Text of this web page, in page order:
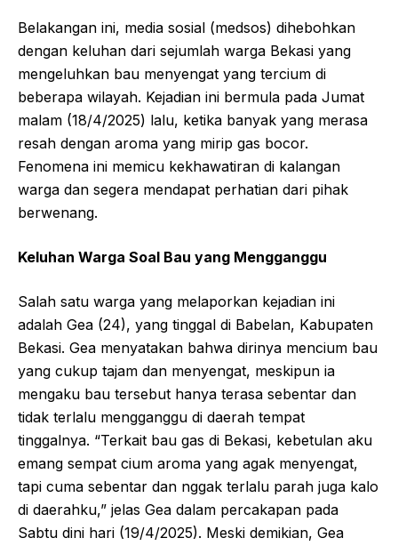
Belakangan ini, media sosial (medsos) dihebohkan
dengan keluhan dari sejumlah warga Bekasi yang
mengeluhkan bau menyengat yang tercium di
beberapa wilayah. Kejadian ini bermula pada Jumat
malam (18/4/2025) lalu, ketika banyak yang merasa
resah dengan aroma yang mirip gas bocor.
Fenomena ini memicu kekhawatiran di kalangan
warga dan segera mendapat perhatian dari pihak
berwenang.
Keluhan Warga Soal Bau yang Mengganggu
Salah satu warga yang melaporkan kejadian ini
adalah Gea (24), yang tinggal di Babelan, Kabupaten
Bekasi. Gea menyatakan bahwa dirinya mencium bau
yang cukup tajam dan menyengat, meskipun ia
mengaku bau tersebut hanya terasa sebentar dan
tidak terlalu mengganggu di daerah tempat
tinggalnya. “Terkait bau gas di Bekasi, kebetulan aku
emang sempat cium aroma yang agak menyengat,
tapi cuma sebentar dan nggak terlalu parah juga kalo
di daerahku,” jelas Gea dalam percakapan pada
Sabtu dini hari (19/4/2025). Meski demikian, Gea